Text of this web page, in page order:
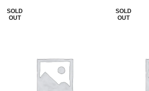
SOLD
OUT
SOLD
OUT